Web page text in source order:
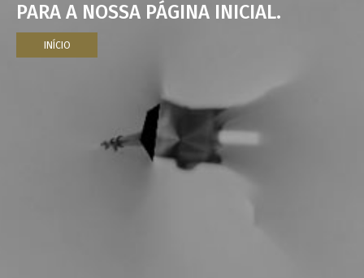
PARA A NOSSA PÁGINA INICIAL.
INÍCIO